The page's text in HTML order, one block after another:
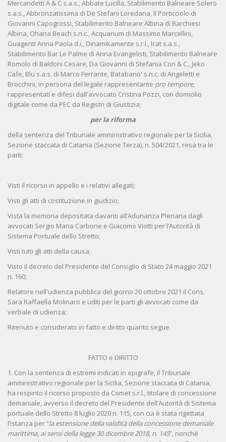
Mercandetti A & C s.a.s., Abbate Lucilla, Stabilimento Balneare Solero
s.a.s., Abbronzatissima di De Stefani Loredana, Il Porticciolo di
Giovanni Capogrossi, Stabilimento Balneare Albina di Barchiesi
Albina, Ohana Beach s.n.c., Acquarium di Massimo Marcellini,
Guagenti Anna Paola d.i., Dinamikamente s.r.l., Icat s.a.s.,
Stabilimento Bar Le Palme di Anna Evangelisti, Stabilimento Balneare
Romolo di Baldoni Cesare, Da Giovanni di Stefania Cori & C., Jeko
Cafe, Blu s.a.s. di Marco Ferrante, Batabano' s.n.c. di Angeletti e
Brocchini, in persona del legale rappresentante pro tempore,
rappresentati e difesi dall'avvocato Cristina Pozzi, con domicilio
digitale come da PEC da Registri di Giustizia;
per la riforma
della sentenza del Tribunale amministrativo regionale per la Sicilia,
Sezione staccata di Catania (Sezione Terza), n. 504/2021, resa tra le
parti;
Visti il ricorso in appello e i relativi allegati;
Visti gli atti di costituzione in giudizio;
Vista la memoria depositata davanti all’Adunanza Plenaria dagli
avvocati Sergio Maria Carbone e Giacomo Viotti per l’Autorità di
Sistema Portuale dello Stretto;
Visti tutti gli atti della causa;
Visto il decreto del Presidente del Consiglio di Stato 24 maggio 2021
n. 160;
Relatore nell'udienza pubblica del giorno 20 ottobre 2021 il Cons.
Sara Raffaella Molinaro e uditi per le parti gli avvocati come da
verbale di udienza;
Ritenuto e considerato in fatto e diritto quanto segue.
FATTO e DIRITTO
1. Con la sentenza di estremi indicati in epigrafe, il Tribunale
amministrativo regionale per la Sicilia, Sezione staccata di Catania,
ha respinto il ricorso proposto da Comet s.r.l., titolare di concessione
demaniale, avverso il decreto del Presidente dell’Autorità di Sistema
portuale dello Stretto 8 luglio 2020 n. 115, con cui è stata rigettata
l’istanza per “la estensione della validità della concessione demaniale
marittima, ai sensi della legge 30 dicembre 2018, n. 145”, nonché